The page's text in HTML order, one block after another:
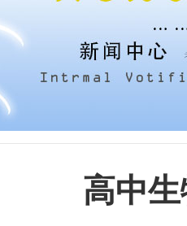
高中